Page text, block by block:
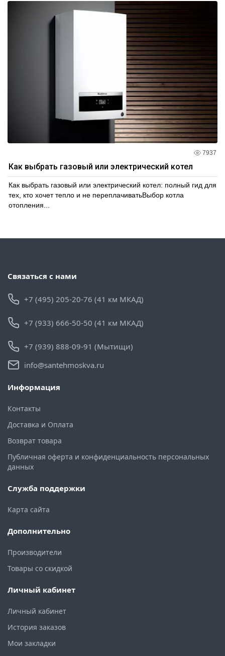
7937
Как выбрать газовый или электрический котел
Как выбрать газовый или электрический котел: полный гид для
тех, кто хочет тепло и не переплачиватьВыбор котла
отопления...
Связаться с нами
+7 (495) 205-20-76 (41 км МКАД)
+7 (933) 666-50-50 (41 км МКАД)
+7 (939) 888-09-91 (Мытищи)
info@santehmoskva.ru
Информация
Контакты
Доставка и Оплата
Возврат товара
Публичная оферта и конфиденциальность персональных
данных
Служба поддержки
Карта сайта
Дополнительно
Производители
Товары со скидкой
Личный кабинет
Личный кабинет
История заказов
Мои закладки